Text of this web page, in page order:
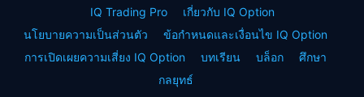
IQ Trading Pro
เกี่ยวกับ IQ Option
นโยบายความเป็นส่วนตัว
ข้อกำหนดและเงื่อนไข IQ Option
การเปิดเผยความเสี่ยง IQ Option
บทเรียน บล็อก
ศึกษา
กลยุทธ์